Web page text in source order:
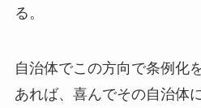
る。
自治体でこの方向で条例化
あれば、喜んでその自治体